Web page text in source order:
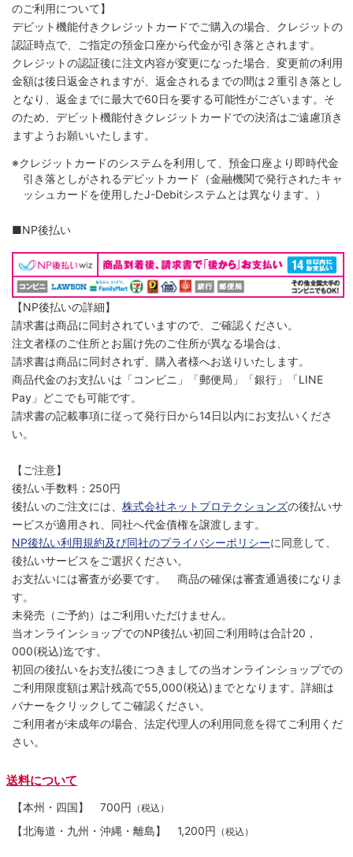
のご利用について】
デビット機能付きクレジットカードでご購入の場合、クレジットの
認証時点で、ご指定の預金口座から代金が引き落とされます。
クレジットの認証後に注文内容が変更になった場合、変更前の利用
金額は後日返金されますが、返金されるまでの間は２重引き落とし
となり、返金までに最大で60日を要する可能性がございます。そ
のため、デビット機能付きクレジットカードでの決済はご遠慮頂き
ますようお願いいたします。
※クレジットカードのシステムを利用して、預金口座より即時代金
引き落としがされるデビットカード（金融機関で発行されたキャ
ッシュカードを使用したJ-Debitシステムとは異なります。）
■NP後払い
【NP後払いの詳細】
請求書は商品に同封されていますので、ご確認ください。
注文者様のご住所とお届け先のご住所が異なる場合は、
請求書は商品に同封されず、購入者様へお送りいたします。
商品代金のお支払いは「コンビニ」「郵便局」「銀行」「LINE
Pay」どこでも可能です。
請求書の記載事項に従って発行日から14日以内にお支払いくださ
い。
【ご注意】
後払い手数料：250円
後払いのご注文には、 株式会社ネットプロテクションズの後払いサ
ービスが適用され、同社へ代金債権を譲渡します。
NP後払い利用規約及び同社のプライバシーポリシーに同意して、
後払いサービスをご選択ください。
お支払いには審査が必要です。 商品の確保は審査通過後になりま
す。
未発売（ご予約）はご利用いただけません。
当オンラインショップでのNP後払い初回ご利用時は合計20，
000(税込)迄です。
初回の後払いをお支払後につきましての当オンラインショップでの
ご利用限度額は累計残高で55,000(税込)までとなります。詳細は
バナーをクリックしてご確認ください。
ご利用者が未成年の場合、法定代理人の利用同意を得てご利用くだ
さい。
送料について
【本州・四国】 700円 （税込）
【北海道・九州・沖縄・離島】 1,200円 （税込）